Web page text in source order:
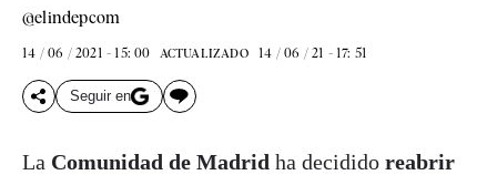
@elindepcom
14 / 06 / 2021 - 15: 00 ACTUALIZADO 14 / 06 / 21 - 17: 51
Seguir en
La Comunidad de Madrid ha decidido reabrir